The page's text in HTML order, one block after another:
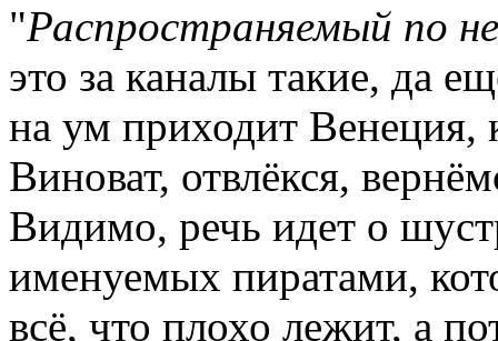
"Распространяемый по
это за каналы такие, да
на ум приходит Венеция,
Виноват, отвлёкся,
Видимо, речь идет о
именуемых пиратами,
всё, что плохо лежит, а